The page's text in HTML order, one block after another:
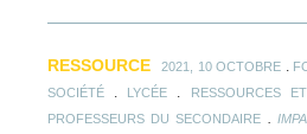
RESSOURCE 2021, 10 OCTOBRE
SOCIÉTÉ
LYCÉE RESSOURCES
PROFESSEURS DU SECONDAIRE